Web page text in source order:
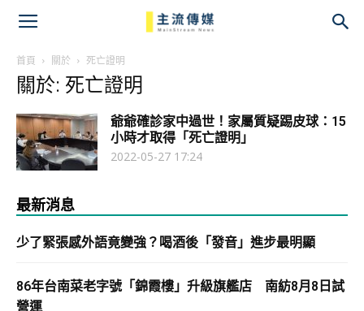
首頁 關於 死亡證明
關於: 死亡證明
爺爺確診家中過世！家屬質疑踢皮球：15
小時才取得「死亡證明」
2022-05-27 17:24
最新消息
少了緊張感外語竟變強？喝酒後「發音」進步最明顯
86年台南菜老字號「錦霞樓」升級旗艦店 南紡8月8日試
營運